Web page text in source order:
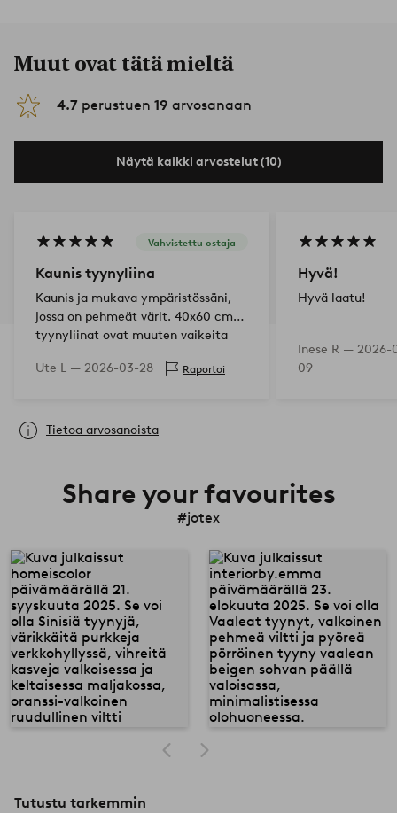
Muut ovat tätä mieltä
4.7 perustuen 19 arvosanaan
Näytä kaikki arvostelut (10)
Vahvistettu ostaja
Kaunis tyynyliina
Kaunis ja mukava ympäristössäni,
jossa on pehmeät värit. 40x60 cm:n
tyynyliinat ovat muuten vaikeita
Ute L — 2026-03-28 Raportoi
Hyvä!
Hyvä laatu!
Inese R — 2026-
09
Tietoa arvosanoista
Share your favourites
#jotex
Tutustu tarkemmin